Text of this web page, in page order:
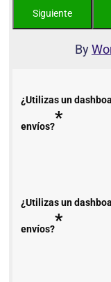
By
¿Utilizas un
envíos?*
¿Utilizas un
envíos?*